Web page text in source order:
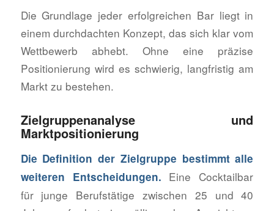
Die Grundlage jeder erfolgreichen Bar liegt in
einem durchdachten Konzept, das sich klar vom
Wettbewerb abhebt. Ohne eine präzise
Positionierung wird es schwierig, langfristig am
Markt zu bestehen.
Zielgruppenanalyse und
Marktpositionierung
Die Definition der Zielgruppe bestimmt alle
weiteren Entscheidungen. Eine Cocktailbar
für junge Berufstätige zwischen 25 und 40